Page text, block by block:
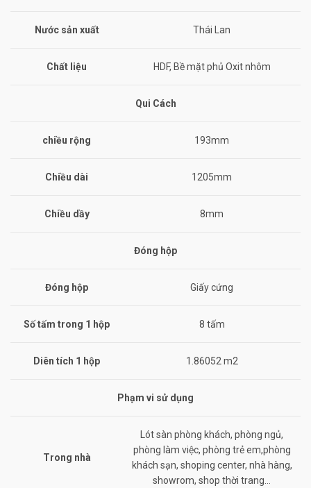
Nước sản xuất Thái Lan
Chất liệu HDF, Bề mặt phủ Oxit nhôm
Qui Cách
chiều rộng 193mm
Chiều dài 1205mm
Chiều dầy 8mm
Đóng hộp
Đóng hộp Giấy cứng
Số tấm trong 1 hộp 8 tấm
Diên tích 1 hộp 1.86052 m2
Phạm vi sử dụng
Trong nhà
Lót sàn phòng khách, phòng ngủ,
phòng làm việc, phòng trẻ em,phòng
khách sạn, shoping center, nhà hàng,
showrom, shop thời trang…